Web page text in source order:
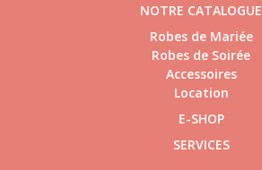
NOTRE CATALOGUE
Robes de Mariée
Robes de Soirée
Accessoires
Location
E-SHOP
SERVICES